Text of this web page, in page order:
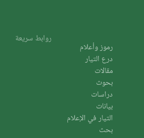
روابط سريعة
رموز وأعلام
درع التيار
مقالات
بحوث
دراسات
بيانات
التيار في الإعلام
بحث